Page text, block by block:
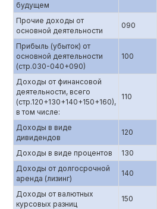
будущем
Прочие доходы от
основной деятельности
090
Прибыль (убыток) от
основной деятельности
(стр.0З0-040+090)
100
Доходы от финансовой
деятельности, всего
(стр.120+130+140+150+160),
в том числе:
110
Доходы в виде
дивидендов
120
Доходы в виде процентов 130
Доходы от долгосрочной
аренда (лизинг)
140
Доходы от валютных
курсовых разниц
150